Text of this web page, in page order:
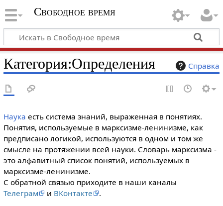
Свободное время
Справка
Категория:Определения
Наука есть система знаний, выраженная в понятиях.
Понятия, используемые в марксизме-ленинизме, как
предписано логикой, используются в одном и том же
смысле на протяжении всей науки. Словарь марксизма -
это алфавитный список понятий, используемых в
марксизме-ленинизме.
С обратной связью приходите в наши каналы
Телеграм
и ВКонтакте .